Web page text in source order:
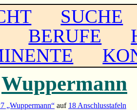
SUCHE
BERUFE
Wuppermann
„Wuppermann“ auf 18 Anschlusstafeln